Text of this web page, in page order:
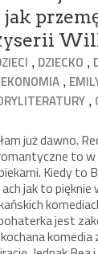
, DZIECKO ,
EKONOMIA ,
,
już dawno.
to
Kiedy to
jak to
jest